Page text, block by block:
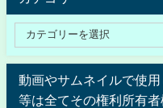
動画やサムネイルで使
等は全てその権利所有